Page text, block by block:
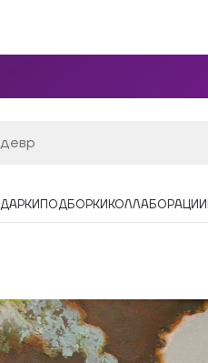
ПОДБОРКИ КОЛЛАБОРАЦИИ